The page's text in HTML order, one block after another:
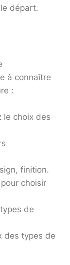
départ.
à connaître
:
le choix des
finition.
choisir
de
des types de